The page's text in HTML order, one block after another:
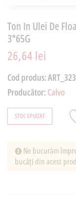
Ton In Ulei De
3*65G
26,64 lei
Cod produs:
Producător: Calvo
STOC EPUIZAT
Ne bucurăm
bucăți din acest